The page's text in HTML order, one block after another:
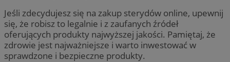
Jeśli zdecydujesz się na zakup sterydów online, upewnij
się, że robisz to legalnie i z zaufanych źródeł
oferujących produkty najwyższej jakości. Pamiętaj, że
zdrowie jest najważniejsze i warto inwestować w
sprawdzone i bezpieczne produkty.